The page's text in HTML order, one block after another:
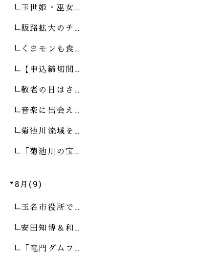
玉世姫・巫女…
販路拡大のチ…
くまモンも食…
【申込締切間…
敬老の日はさ…
音楽に出会え…
菊池川流域を…
「菊池川の宝…
8月(9)
玉名市役所で…
安田知博＆和…
「竜門ダムフ…